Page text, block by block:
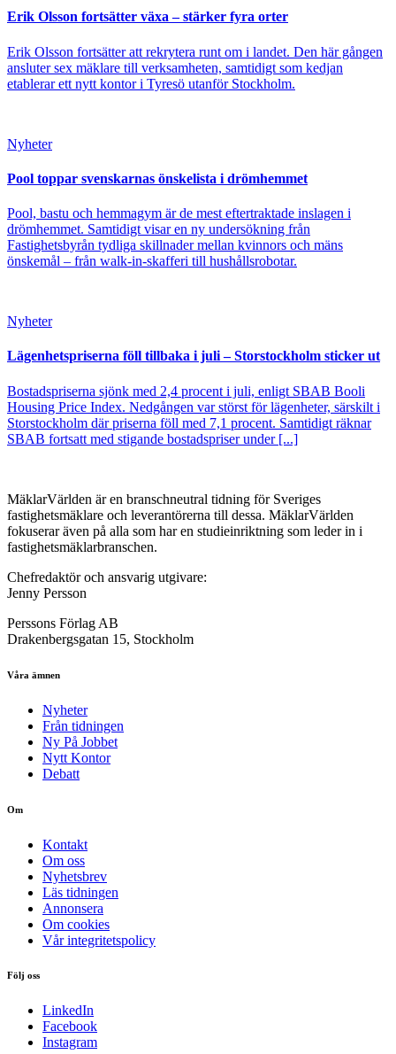
Erik Olsson fortsätter växa – stärker fyra orter
Erik Olsson fortsätter att rekrytera runt om i landet. Den här gången
ansluter sex mäklare till verksamheten, samtidigt som kedjan
etablerar ett nytt kontor i Tyresö utanför Stockholm.
Nyheter
Pool toppar svenskarnas önskelista i drömhemmet
Pool, bastu och hemmagym är de mest eftertraktade inslagen i
drömhemmet. Samtidigt visar en ny undersökning från
Fastighetsbyrån tydliga skillnader mellan kvinnors och mäns
önskemål – från walk-in-skafferi till hushållsrobotar.
Nyheter
Lägenhetspriserna föll tillbaka i juli – Storstockholm sticker ut
Bostadspriserna sjönk med 2,4 procent i juli, enligt SBAB Booli
Housing Price Index. Nedgången var störst för lägenheter, särskilt i
Storstockholm där priserna föll med 7,1 procent. Samtidigt räknar
SBAB fortsatt med stigande bostadspriser under [...]
MäklarVärlden är en branschneutral tidning för Sveriges
fastighetsmäklare och leverantörerna till dessa. MäklarVärlden
fokuserar även på alla som har en studieinriktning som leder in i
fastighetsmäklarbranschen.
Chefredaktör och ansvarig utgivare:
Jenny Persson
Perssons Förlag AB
Drakenbergsgatan 15, Stockholm
Våra ämnen
Nyheter
Från tidningen
Ny På Jobbet
Nytt Kontor
Debatt
Om
Kontakt
Om oss
Nyhetsbrev
Läs tidningen
Annonsera
Om cookies
Vår integritetspolicy
Följ oss
LinkedIn
Facebook
Instagram